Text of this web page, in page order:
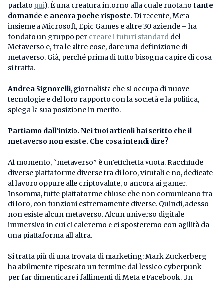
parlato qui). È una creatura intorno alla quale ruotano tante
domande e ancora poche risposte. Di recente, Meta –
insieme a Microsoft, Epic Games e altre 30 aziende – ha
fondato un gruppo per creare i futuri standard del
Metaverso e, fra le altre cose, dare una definizione di
metaverso. Già, perché prima di tutto bisogna capire di cosa
si tratta.
Andrea Signorelli, giornalista che si occupa di nuove
tecnologie e del loro rapporto con la società e la politica,
spiega la sua posizione in merito.
Partiamo dall’inizio. Nei tuoi articoli hai scritto che il
metaverso non esiste. Che cosa intendi dire?
Al momento, “metaverso” è un’etichetta vuota. Racchiude
diverse piattaforme diverse tra di loro, virutali e no, dedicate
al lavoro oppure alle criptovalute, o ancora ai gamer.
Insomma, tutte piattaforme chiuse che non comunicano tra
di loro, con funzioni estremamente diverse. Quindi, adesso
non esiste alcun metaverso. Alcun universo digitale
immersivo in cui ci caleremo e ci sposteremo con agilità da
una piattaforma all’altra.
Si tratta più di una trovata di marketing: Mark Zuckerberg
ha abilmente ripescato un termine dal lessico cyberpunk
per far dimenticare i fallimenti di Meta e Facebook. Un